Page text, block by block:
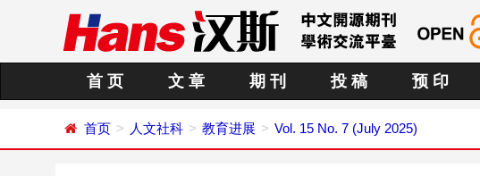
首 页 文 章 期 刊 投 稿 预 印
首页 人文社科 教育进展 Vol. 15 No. 7 (July 2025)